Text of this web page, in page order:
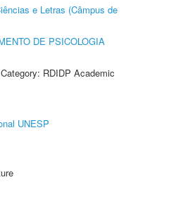
e Letras (Câmpus de
DE PSICOLOGIA
RDIDP Academic
UNESP